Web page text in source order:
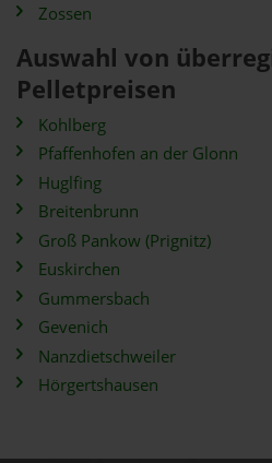
Zossen
Auswahl von
Pelletpreisen
Kohlberg
Pfaffenhofen an der Glonn
Huglfing
Breitenbrunn
Groß Pankow (Prignitz)
Euskirchen
Gummersbach
Gevenich
Nanzdietschweiler
Hörgertshausen